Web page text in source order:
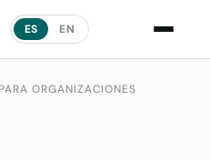
ES EN
ORGANIZACIONES